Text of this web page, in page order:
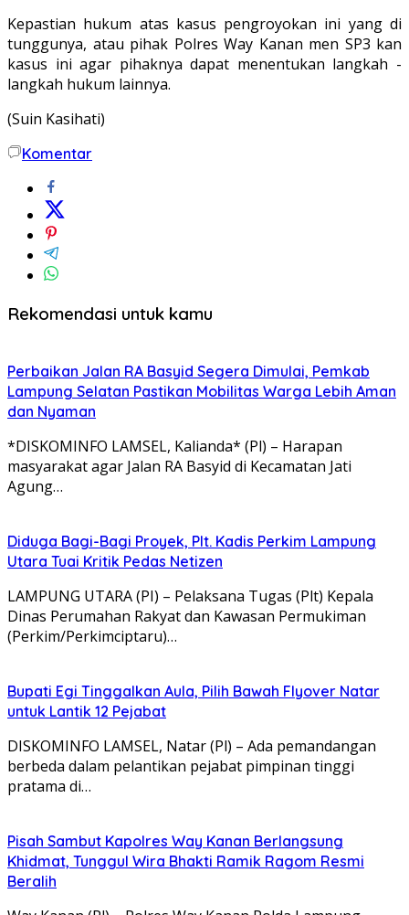
Kepastian hukum atas kasus pengroyokan ini yang di
tunggunya, atau pihak Polres Way Kanan men SP3 kan
kasus ini agar pihaknya dapat menentukan langkah -
langkah hukum lainnya.
(Suin Kasihati)
Komentar
Rekomendasi untuk kamu
Perbaikan Jalan RA Basyid Segera Dimulai, Pemkab
Lampung Selatan Pastikan Mobilitas Warga Lebih Aman
dan Nyaman
*DISKOMINFO LAMSEL, Kalianda* (Pl) – Harapan
masyarakat agar Jalan RA Basyid di Kecamatan Jati
Agung…
Diduga Bagi-Bagi Proyek, Plt. Kadis Perkim Lampung
Utara Tuai Kritik Pedas Netizen
LAMPUNG UTARA (PI) – Pelaksana Tugas (Plt) Kepala
Dinas Perumahan Rakyat dan Kawasan Permukiman
(Perkim/Perkimciptaru)…
Bupati Egi Tinggalkan Aula, Pilih Bawah Flyover Natar
untuk Lantik 12 Pejabat
DISKOMINFO LAMSEL, Natar (Pl) – Ada pemandangan
berbeda dalam pelantikan pejabat pimpinan tinggi
pratama di…
Pisah Sambut Kapolres Way Kanan Berlangsung
Khidmat, Tunggul Wira Bhakti Ramik Ragom Resmi
Beralih